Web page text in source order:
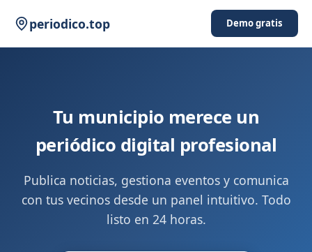
periodico.top Demo gratis
Tu municipio merece un
periódico digital profesional
Publica noticias, gestiona eventos y comunica
con tus vecinos desde un panel intuitivo. Todo
listo en 24 horas.